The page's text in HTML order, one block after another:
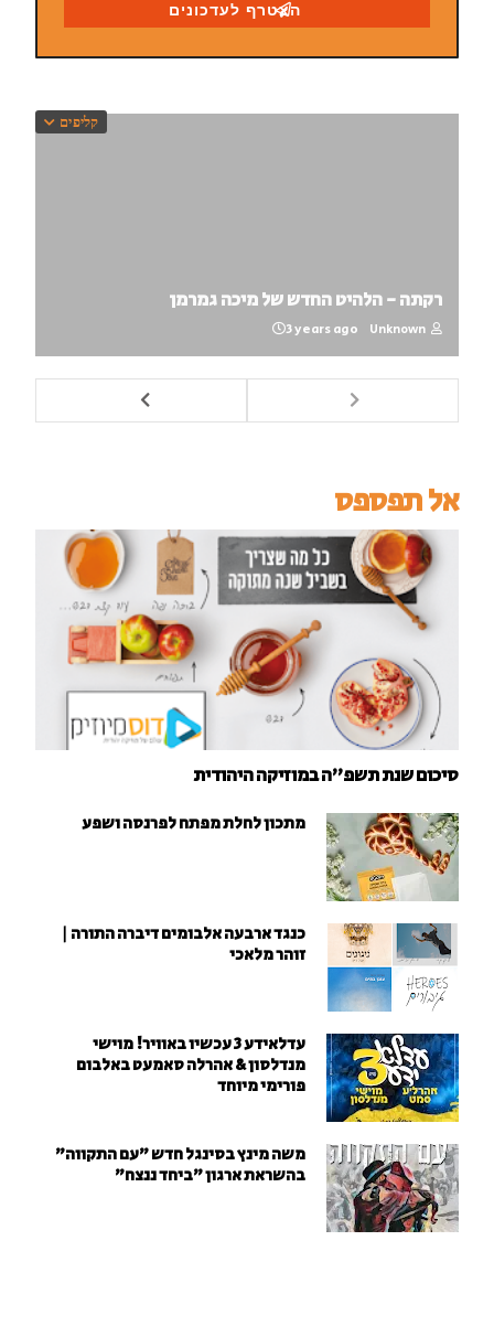
קליפים
רקתה - הלהיט החדש של מיכה גמרמן
Unknown
3 years ago
אל תפספס
סיכום שנת תשפ"ה במוזיקה היהודית
מתכון לחלת מפתח לפרנסה ושפע
כנגד ארבעה אלבומים דיברה התורה |
זוהר מלאכי
עדלאידע 3 עכשיו באוויר! מוישי
מנדלסון & אהרלה סאמעט באלבום
פורימי מיוחד
משה מינץ בסינגל חדש ״עם התקווה״
בהשראת ארגון "ביחד ננצח"